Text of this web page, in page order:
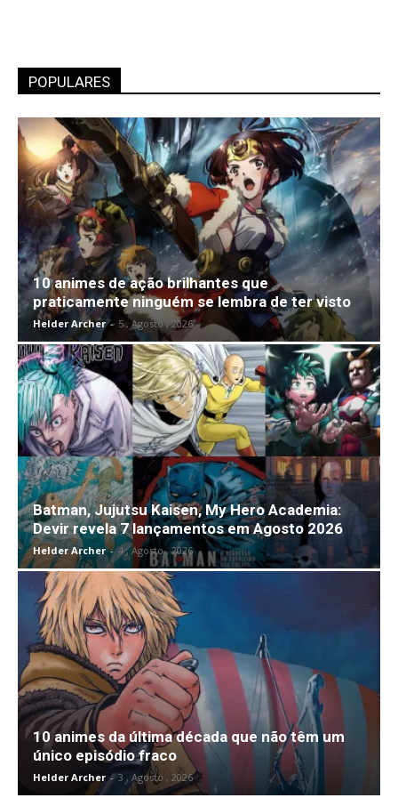
POPULARES
10 animes de ação brilhantes que
praticamente ninguém se lembra de ter visto
Helder Archer - 5 , Agosto , 2026
Batman, Jujutsu Kaisen, My Hero Academia:
Devir revela 7 lançamentos em Agosto 2026
Helder Archer - 4 , Agosto , 2026
10 animes da última década que não têm um
único episódio fraco
Helder Archer - 3 , Agosto , 2026